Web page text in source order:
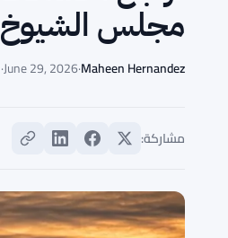
مجلس الشيوخ
Maheen Hernandez
·
June 29, 2026
·
مشاركة: